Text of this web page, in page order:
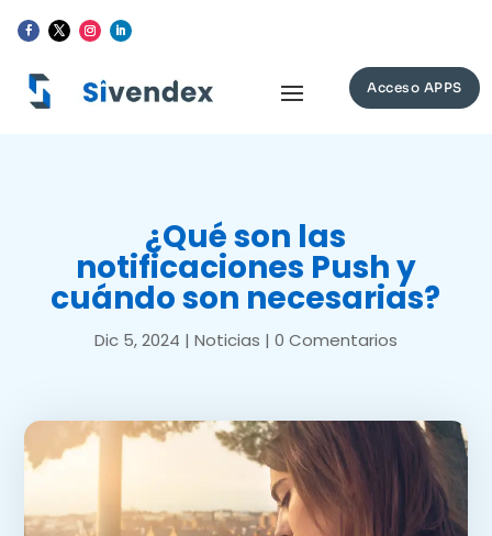
Acceso APPS
¿Qué son las
notificaciones Push y
cuándo son necesarias?
Dic 5, 2024 | Noticias | 0 Comentarios